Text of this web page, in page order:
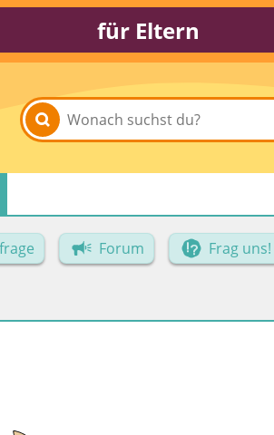
für Eltern
Forum
Frag uns!